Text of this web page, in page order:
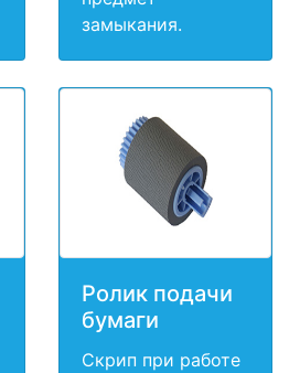
замыкания.
Ролик подачи
бумаги
Скрип при работе